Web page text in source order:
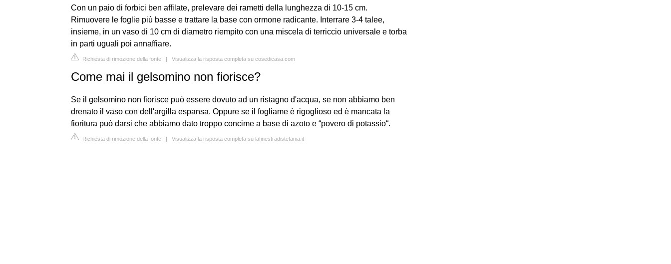
Con un paio di forbici ben affilate, prelevare dei rametti della lunghezza di 10-15 cm.
Rimuovere le foglie più basse e trattare la base con ormone radicante. Interrare 3-4 talee,
insieme, in un vaso di 10 cm di diametro riempito con una miscela di terriccio universale e torba
in parti uguali poi annaffiare.
Richiesta di rimozione della fonte | Visualizza la risposta completa su cosedicasa.com
Come mai il gelsomino non fiorisce?
Se il gelsomino non fiorisce può essere dovuto ad un ristagno d'acqua, se non abbiamo ben
drenato il vaso con dell'argilla espansa. Oppure se il fogliame è rigoglioso ed è mancata la
fioritura può darsi che abbiamo dato troppo concime a base di azoto e “povero di potassio“.
Richiesta di rimozione della fonte | Visualizza la risposta completa su lafinestradistefania.it